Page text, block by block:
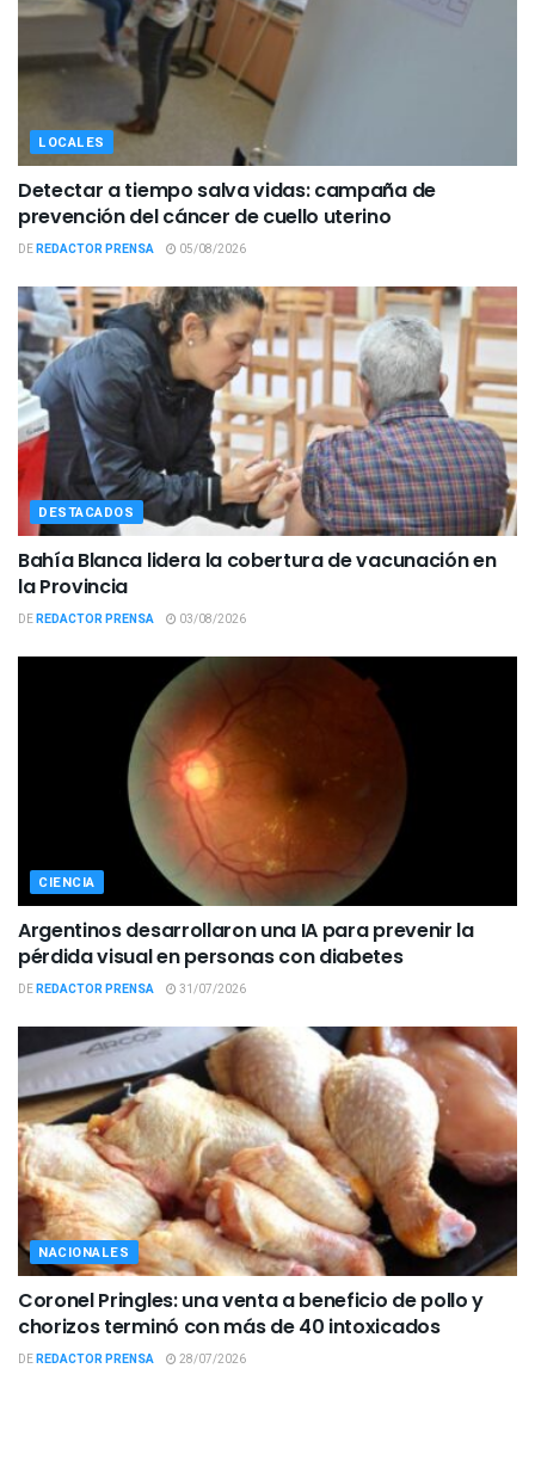
LOCALES
Detectar a tiempo salva vidas: campaña de
prevención del cáncer de cuello uterino
DEREDACTOR PRENSA 05/08/2026
DESTACADOS
Bahía Blanca lidera la cobertura de vacunación en
la Provincia
DEREDACTOR PRENSA 03/08/2026
CIENCIA
Argentinos desarrollaron una IA para prevenir la
pérdida visual en personas con diabetes
DEREDACTOR PRENSA 31/07/2026
NACIONALES
Coronel Pringles: una venta a beneficio de pollo y
chorizos terminó con más de 40 intoxicados
DEREDACTOR PRENSA 28/07/2026